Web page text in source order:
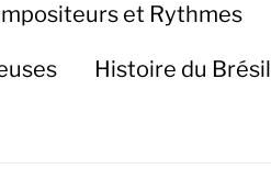
et Rythmes
Histoire du Brésil